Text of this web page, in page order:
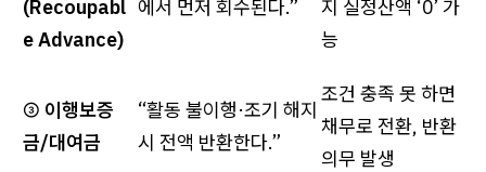
(Recoupabl
e Advance)
에서 먼저 회수된다.”
지 실정산액 ‘0’ 가
능
③ 이행보증
금/대여금
“활동 불이행·조기 해지
시 전액 반환한다.”
조건 충족 못 하면
채무로 전환, 반환
의무 발생